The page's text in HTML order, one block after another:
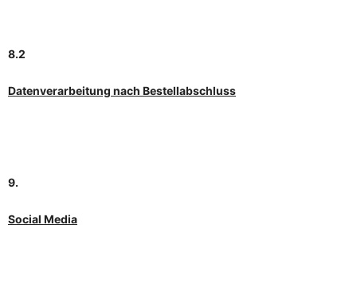
8.2
Datenverarbeitung nach Bestellabschluss
9.
Social Media